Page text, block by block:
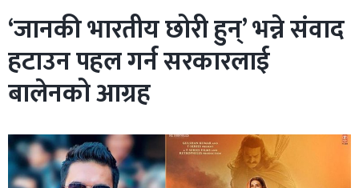
‘जानकी भारतीय छोरी हुन्’ भन्ने संवाद
हटाउन पहल गर्न सरकारलाई
बालेनको आग्रह